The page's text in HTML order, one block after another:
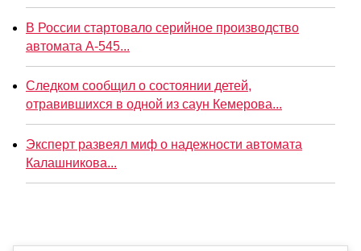
В России стартовало серийное производство
автомата А-545...
Следком сообщил о состоянии детей,
отравившихся в одной из саун Кемерова...
Эксперт развеял миф о надежности автомата
Калашникова...